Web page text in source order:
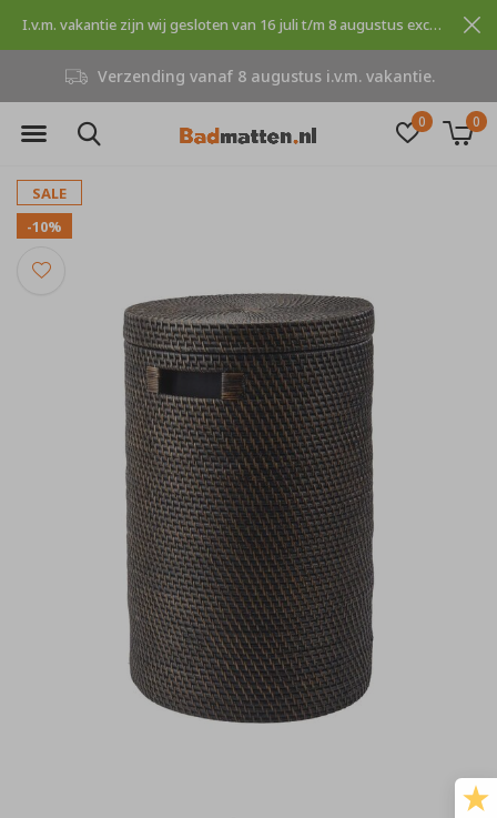
0 0
Verzending vanaf 8 augustus i.v.m. vakantie.
I.v.m. vakantie zijn wij gesloten van 16 juli t/m 8 augustus excuses voor dit ongemak.
SALE
-10%